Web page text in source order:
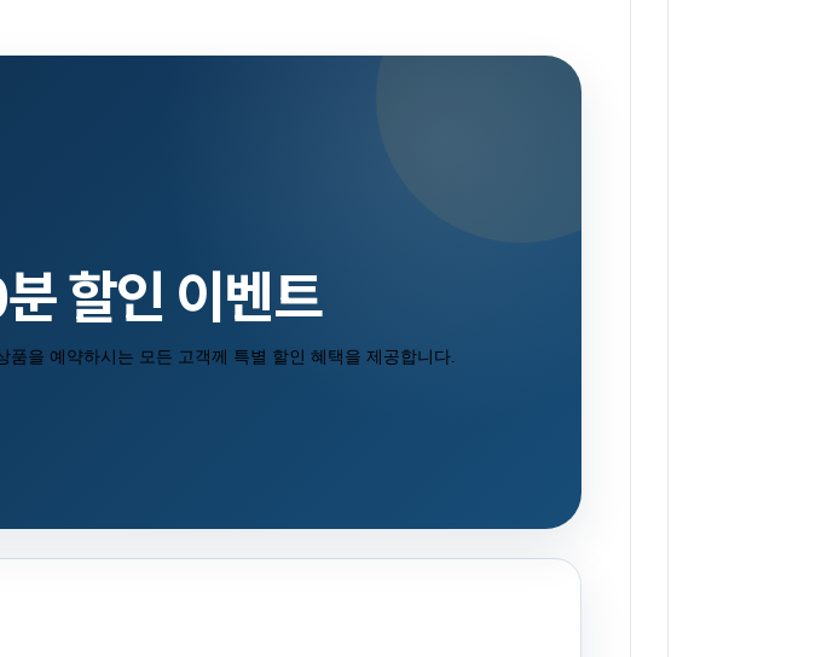
할인 이벤트
품을 예약하시는 모든 고객께 특별 할인 혜택을 제공합니다.